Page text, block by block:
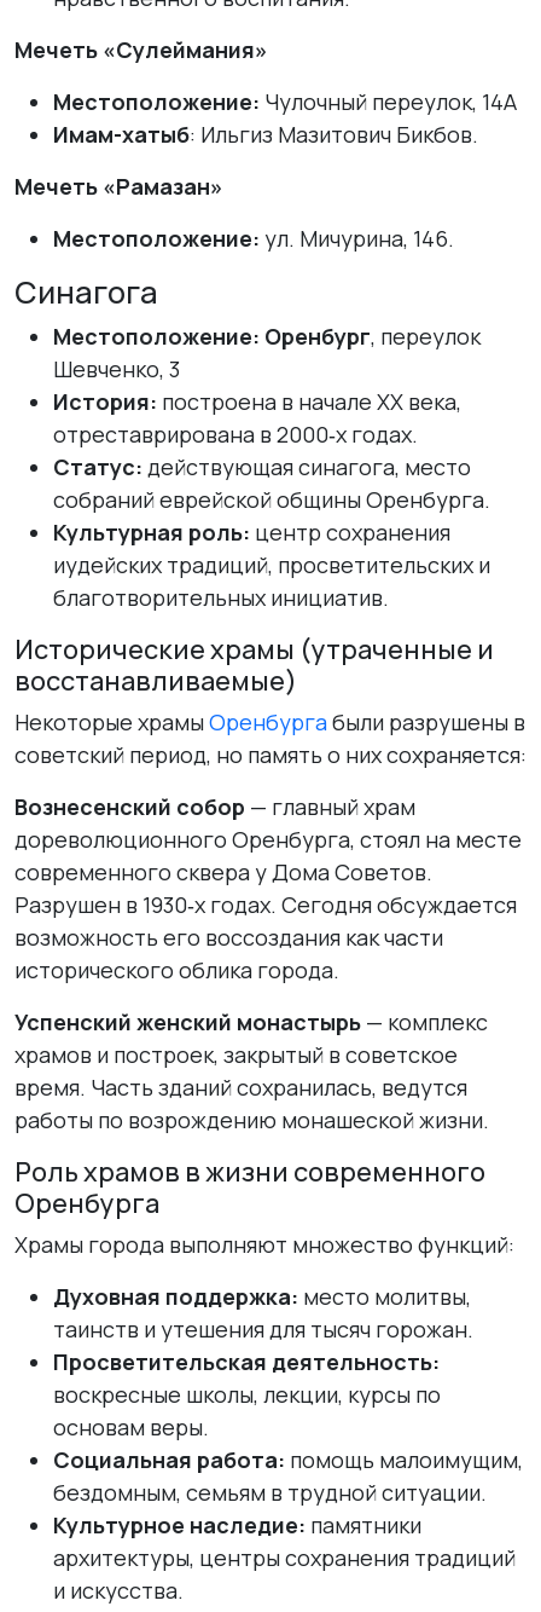
Мечеть «Сулеймания»
Местоположение: Чулочный переулок, 14А
Имам-хатыб: Ильгиз Мазитович Бикбов.
Мечеть «Рамазан»
Местоположение: ул. Мичурина, 146.
Синагога
Местоположение: Оренбург, переулок
Шевченко, 3
История: построена в начале XX века,
отреставрирована в 2000‑х годах.
Статус: действующая синагога, место
собраний еврейской общины Оренбурга.
Культурная роль: центр сохранения
иудейских традиций, просветительских и
благотворительных инициатив.
Исторические храмы (утраченные и
восстанавливаемые)
Некоторые храмыОренбургабыли разрушены в
советский период, но память о них сохраняется:
Вознесенский собор — главный храм
дореволюционного Оренбурга, стоял на месте
современного сквера у Дома Советов.
Разрушен в 1930‑х годах. Сегодня обсуждается
возможность его воссоздания как части
исторического облика города.
Успенский женский монастырь — комплекс
храмов и построек, закрытый в советское
время. Часть зданий сохранилась, ведутся
работы по возрождению монашеской жизни.
Роль храмов в жизни современного
Оренбурга
Храмы города выполняют множество функций:
Духовная поддержка: место молитвы,
таинств и утешения для тысяч горожан.
Просветительская деятельность:
воскресные школы, лекции, курсы по
основам веры.
Социальная работа: помощь малоимущим,
бездомным, семьям в трудной ситуации.
Культурное наследие: памятники
архитектуры, центры сохранения традиций
и искусства.